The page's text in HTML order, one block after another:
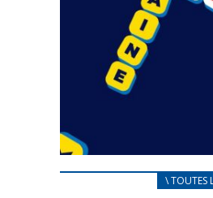
CARNET D’ACCUEIL
\ TOUTES